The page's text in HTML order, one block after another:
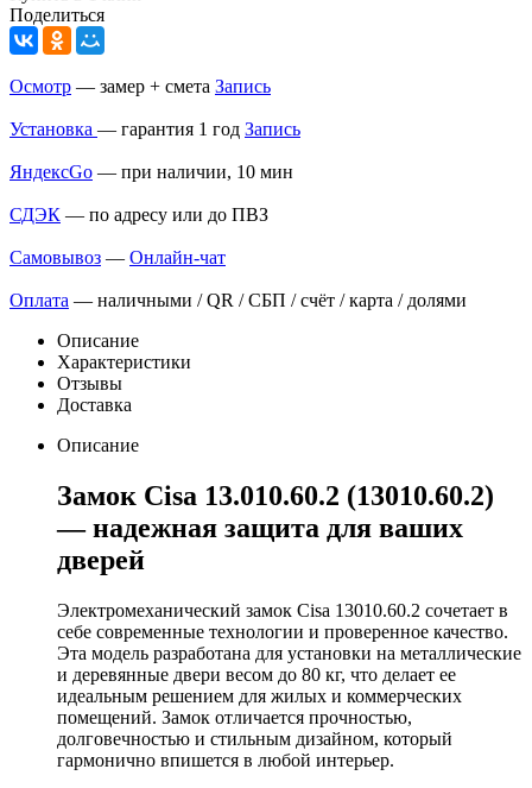
Поделиться
Осмотр — замер + смета Запись
Установка — гарантия 1 год Запись
ЯндексGo — при наличии, 10 мин
СДЭК — по адресу или до ПВЗ
Самовывоз — Онлайн-чат
Оплата — наличными / QR / СБП / счёт / карта / долями
Описание
Характеристики
Отзывы
Доставка
Описание
Замок Cisa 13.010.60.2 (13010.60.2)
— надежная защита для ваших
дверей
Электромеханический замок Cisa 13010.60.2 сочетает в
себе современные технологии и проверенное качество.
Эта модель разработана для установки на металлические
и деревянные двери весом до 80 кг, что делает ее
идеальным решением для жилых и коммерческих
помещений. Замок отличается прочностью,
долговечностью и стильным дизайном, который
гармонично впишется в любой интерьер.